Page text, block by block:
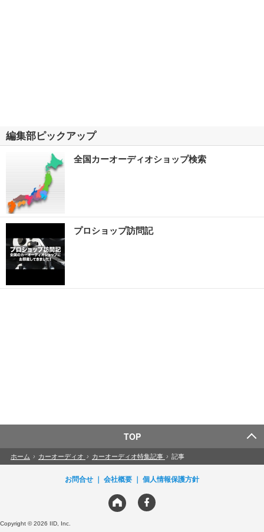
編集部ピックアップ
全国カーオーディオショップ検索
プロショップ訪問記
TOP
ホーム › カーオーディオ › カーオーディオ特集記事 › 記事
お問合せ 会社概要 個人情報保護方針
Copyright © 2026 IID, Inc.